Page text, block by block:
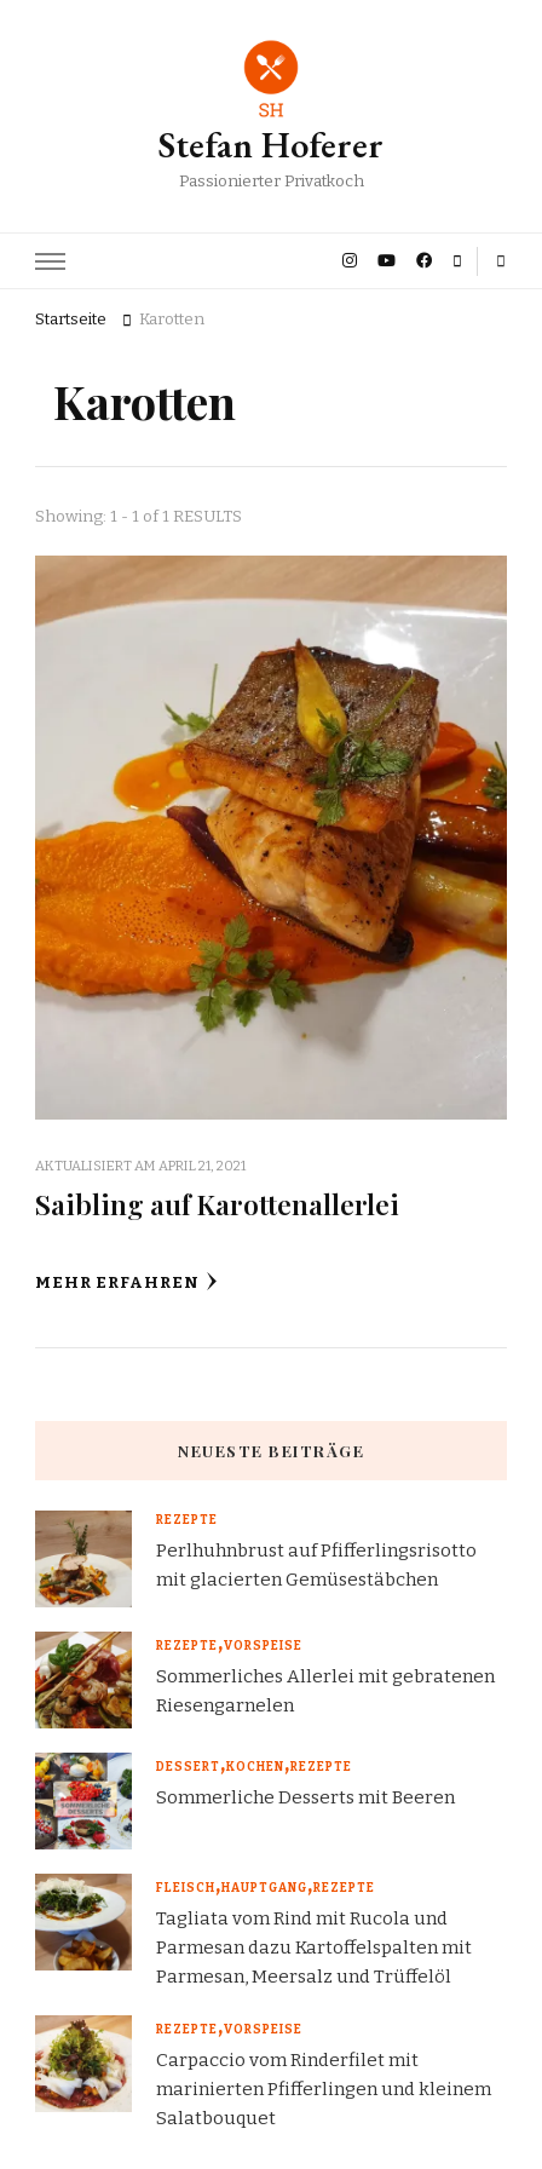
Stefan Hoferer
Passionierter Privatkoch
Startseite Karotten
Karotten
Showing: 1 - 1 of 1 RESULTS
AKTUALISIERT AM APRIL 21, 2021
Saibling auf Karottenallerlei
MEHR ERFAHREN
NEUESTE BEITRÄGE
REZEPTE
Perlhuhnbrust auf Pfifferlingsrisotto
mit glacierten Gemüsestäbchen
REZEPTE VORSPEISE
Sommerliches Allerlei mit gebratenen
Riesengarnelen
DESSERT KOCHEN REZEPTE
Sommerliche Desserts mit Beeren
FLEISCH HAUPTGANG REZEPTE
Tagliata vom Rind mit Rucola und
Parmesan dazu Kartoffelspalten mit
Parmesan, Meersalz und Trüffelöl
REZEPTE VORSPEISE
Carpaccio vom Rinderfilet mit
marinierten Pfifferlingen und kleinem
Salatbouquet